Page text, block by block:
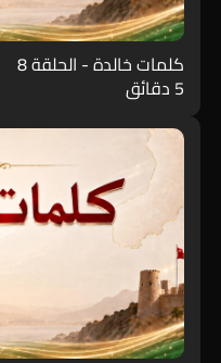
كلمات خالدة - الحلقة 8
5 دقائق